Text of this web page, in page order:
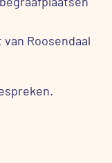
Roosendaal